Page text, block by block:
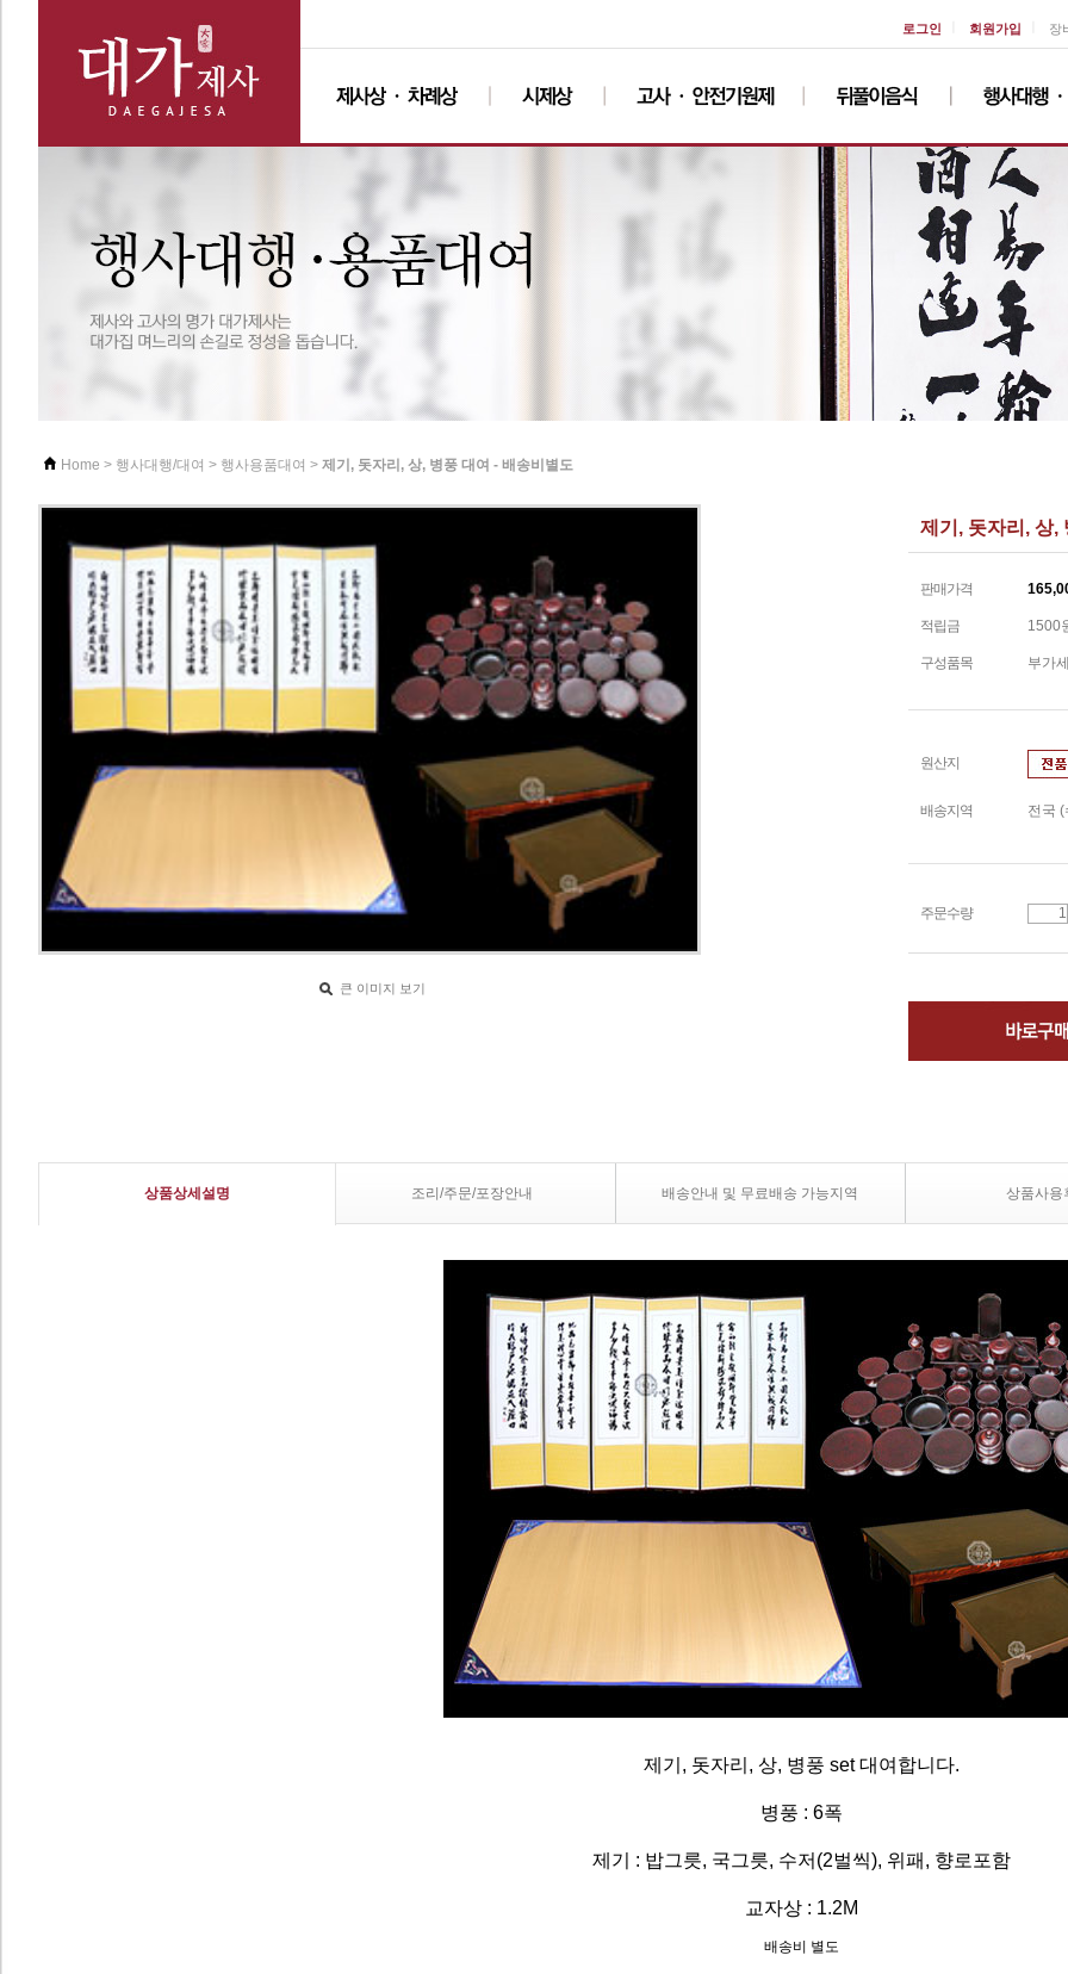
로그인 회원가입 장
Home > 행사대행/대여 > 행사용품대여 > 제기, 돗자리, 상, 병풍 대여 - 배송비별도
큰 이미지 보기
제기, 돗자리, 상,
판매가격
적립금 1500
구성품목 부가
원산지
배송지역 전국
주문수량
상품상세설명 조리/주문/포장안내 배송안내 및 무료배송 가능지역 상품사용
제기, 돗자리, 상, 병풍 set 대여합니다.
병풍 : 6폭
제기 : 밥그릇, 국그릇, 수저(2벌씩), 위패, 향로포함
교자상 : 1.2M
배송비 별도